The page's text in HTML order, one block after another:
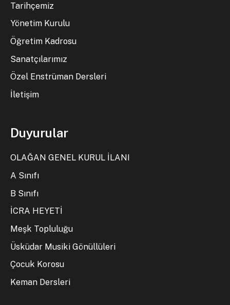
Tarihçemiz
Yönetim Kurulu
Öğretim Kadrosu
Sanatçılarımız
Özel Enstrüman Dersleri
İletişim
Duyurular
OLAĞAN GENEL KURUL İLANI
A Sınıfı
B Sınıfı
İCRA HEYETİ
Meşk Topluluğu
Üsküdar Musiki Gönüllüleri
Çocuk Korosu
Keman Dersleri